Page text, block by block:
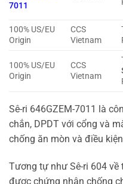
7011
100% US/EU
Origin
CCS
Vietnam
100% US/EU
Origin
CCS
Vietnam
Sê-ri 646GZEM-7011 là
chắn, DPDT với cổng và
chống ăn mòn và điều
Tương tự như Sê-ri 604 về
được chứng nhận chống